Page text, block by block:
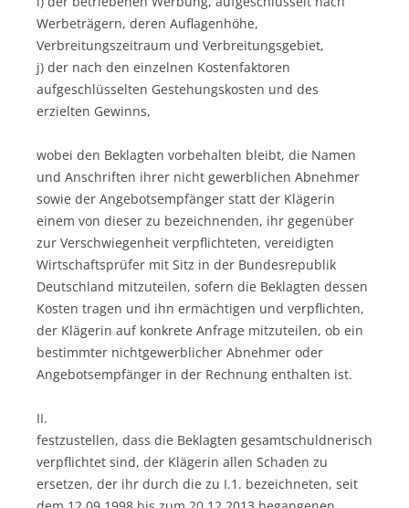
Werbeträgern, deren Auflagenhöhe,
Verbreitungszeitraum und Verbreitungsgebiet,
j) der nach den einzelnen Kostenfaktoren
aufgeschlüsselten Gestehungskosten und des
erzielten Gewinns,
wobei den Beklagten vorbehalten bleibt, die Namen
und Anschriften ihrer nicht gewerblichen Abnehmer
sowie der Angebotsempfänger statt der Klägerin
einem von dieser zu bezeichnenden, ihr gegenüber
zur Verschwiegenheit verpflichteten, vereidigten
Wirtschaftsprüfer mit Sitz in der Bundesrepublik
Deutschland mitzuteilen, sofern die Beklagten dessen
Kosten tragen und ihn ermächtigen und verpflichten,
der Klägerin auf konkrete Anfrage mitzuteilen, ob ein
bestimmter nichtgewerblicher Abnehmer oder
Angebotsempfänger in der Rechnung enthalten ist.
II.
festzustellen, dass die Beklagten gesamtschuldnerisch
verpflichtet sind, der Klägerin allen Schaden zu
ersetzen, der ihr durch die zu I.1. bezeichneten, seit